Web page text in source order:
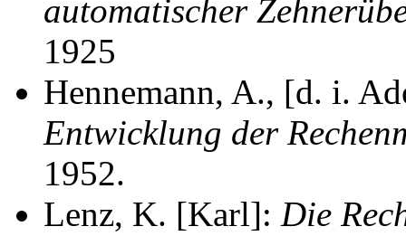
automatischer
1925
Hennemann, A., [d. i.
Entwicklung der
1952.
Lenz, K. [Karl]: Die